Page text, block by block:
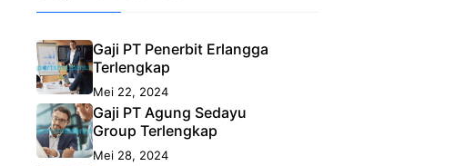
Gaji PT Penerbit Erlangga
Terlengkap
Mei 22, 2024
Gaji PT Agung Sedayu
Group Terlengkap
Mei 28, 2024